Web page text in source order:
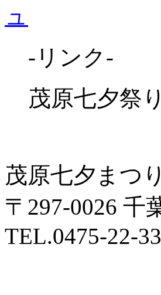
-リンク-
茂原七夕祭
茂原七夕まつ
〒297-0026 千
TEL.0475-22-